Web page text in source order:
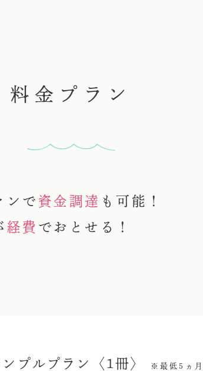
料金プラン
ンで 資金調達 も可能！
経費 でおとせる！
ンプルプラン〈1冊〉 ※最低5ヵ